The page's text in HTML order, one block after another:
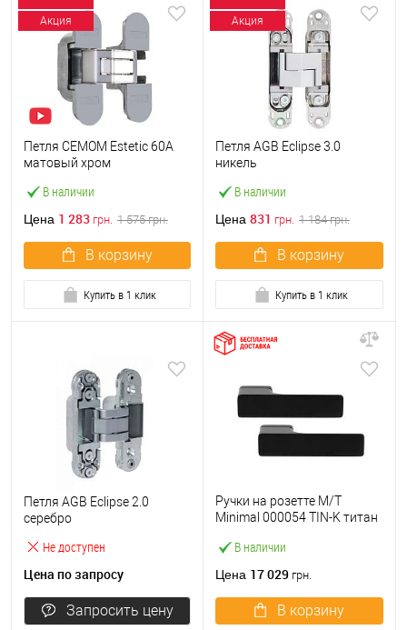
Акция
В наличии
Петля CEMOM Estetic 60A
матовый хром
Цена 1 283 грн. 1 575грн.
В корзину
Купить в 1 клик
Акция
В наличии
Петля AGB Eclipse 3.0
никель
Цена 831 грн. 1 184грн.
В корзину
Купить в 1 клик
Не доступен
Петля AGB Eclipse 2.0
серебро
Цена по запросу
Запросить цену
В наличии
Ручки на розетте M/T
Minimal 000054 TIN-K титан
Цена 17 029 грн.
В корзину